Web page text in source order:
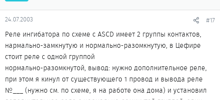
24.07.2003 #17
Реле ингибатора по схеме с ASCD имеет 2 группы контактов,
нармально-замкнутую и нормально-разомкнутую, в Цефире
стоит реле с одной группой
нормально-разомкнутой, вывод: нужно дополнительное реле,
при этом я кинул от существующего 1 провод и вывода реле
№___ (нужно см. по схеме, я на работе она дома) и установил